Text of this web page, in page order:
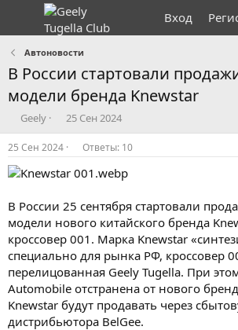
Вход
Автоновости
В России стартовали
модели бренда Knewstar
А
в
т
о
р
е
ы
Geely
Д
а
т
а
н
ч
л
а
25 Сен 2024
25 Сен 2024 Ответы: 10
В России 25 сентября стартовали
модели нового китайского бренда
кроссовер 001. Марка Knewstar
специально для рынка РФ, кроссовер
перелицованная Geely Tugella. При
Automobile отстранена от нового
Knewstar будут продавать через
дистрибьютора BelGee.